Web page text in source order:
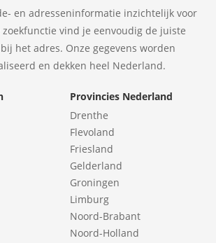
en adresseninformatie inzichtelijk voor
zoekfunctie vind je eenvoudig de juiste
het adres. Onze gegevens worden
en dekken heel Nederland.
Provincies Nederland
Drenthe
Flevoland
Friesland
Gelderland
Groningen
Limburg
Noord-Brabant
Noord-Holland